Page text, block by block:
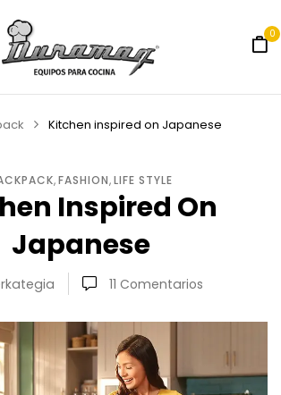
0
Kitchen inspired on Japanese
,FASHION,LIFE STYLE
Inspired On
Japanese
11 Comentarios